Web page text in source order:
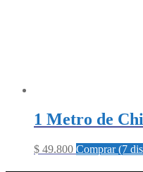
1 Metro de
$ 49.800 Comprar (7